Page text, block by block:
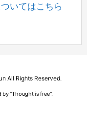
いてはこちら
All Rights Reserved.
by "Thought is free".